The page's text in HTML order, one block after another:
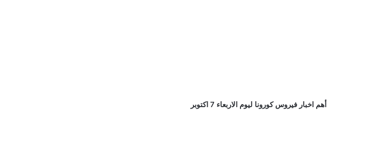
أهم اخبار فيروس كورونا ليوم الاربعاء 7 اكتوبر